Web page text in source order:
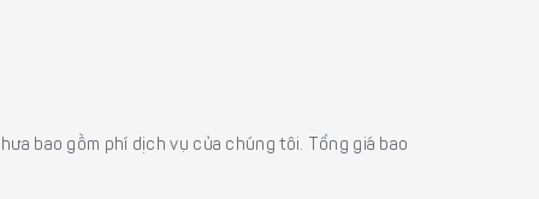
bao gồm phí dịch vụ của chúng tôi. Tổng giá bao